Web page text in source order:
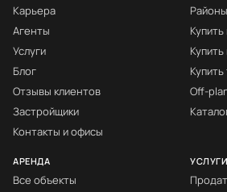
Карьера
Агенты
Услуги
Блог
Отзывы клиентов
Застройщики
Контакты и офисы
Районы
Купить
Off-
АРЕНДА
Все объекты
УСЛУГИ